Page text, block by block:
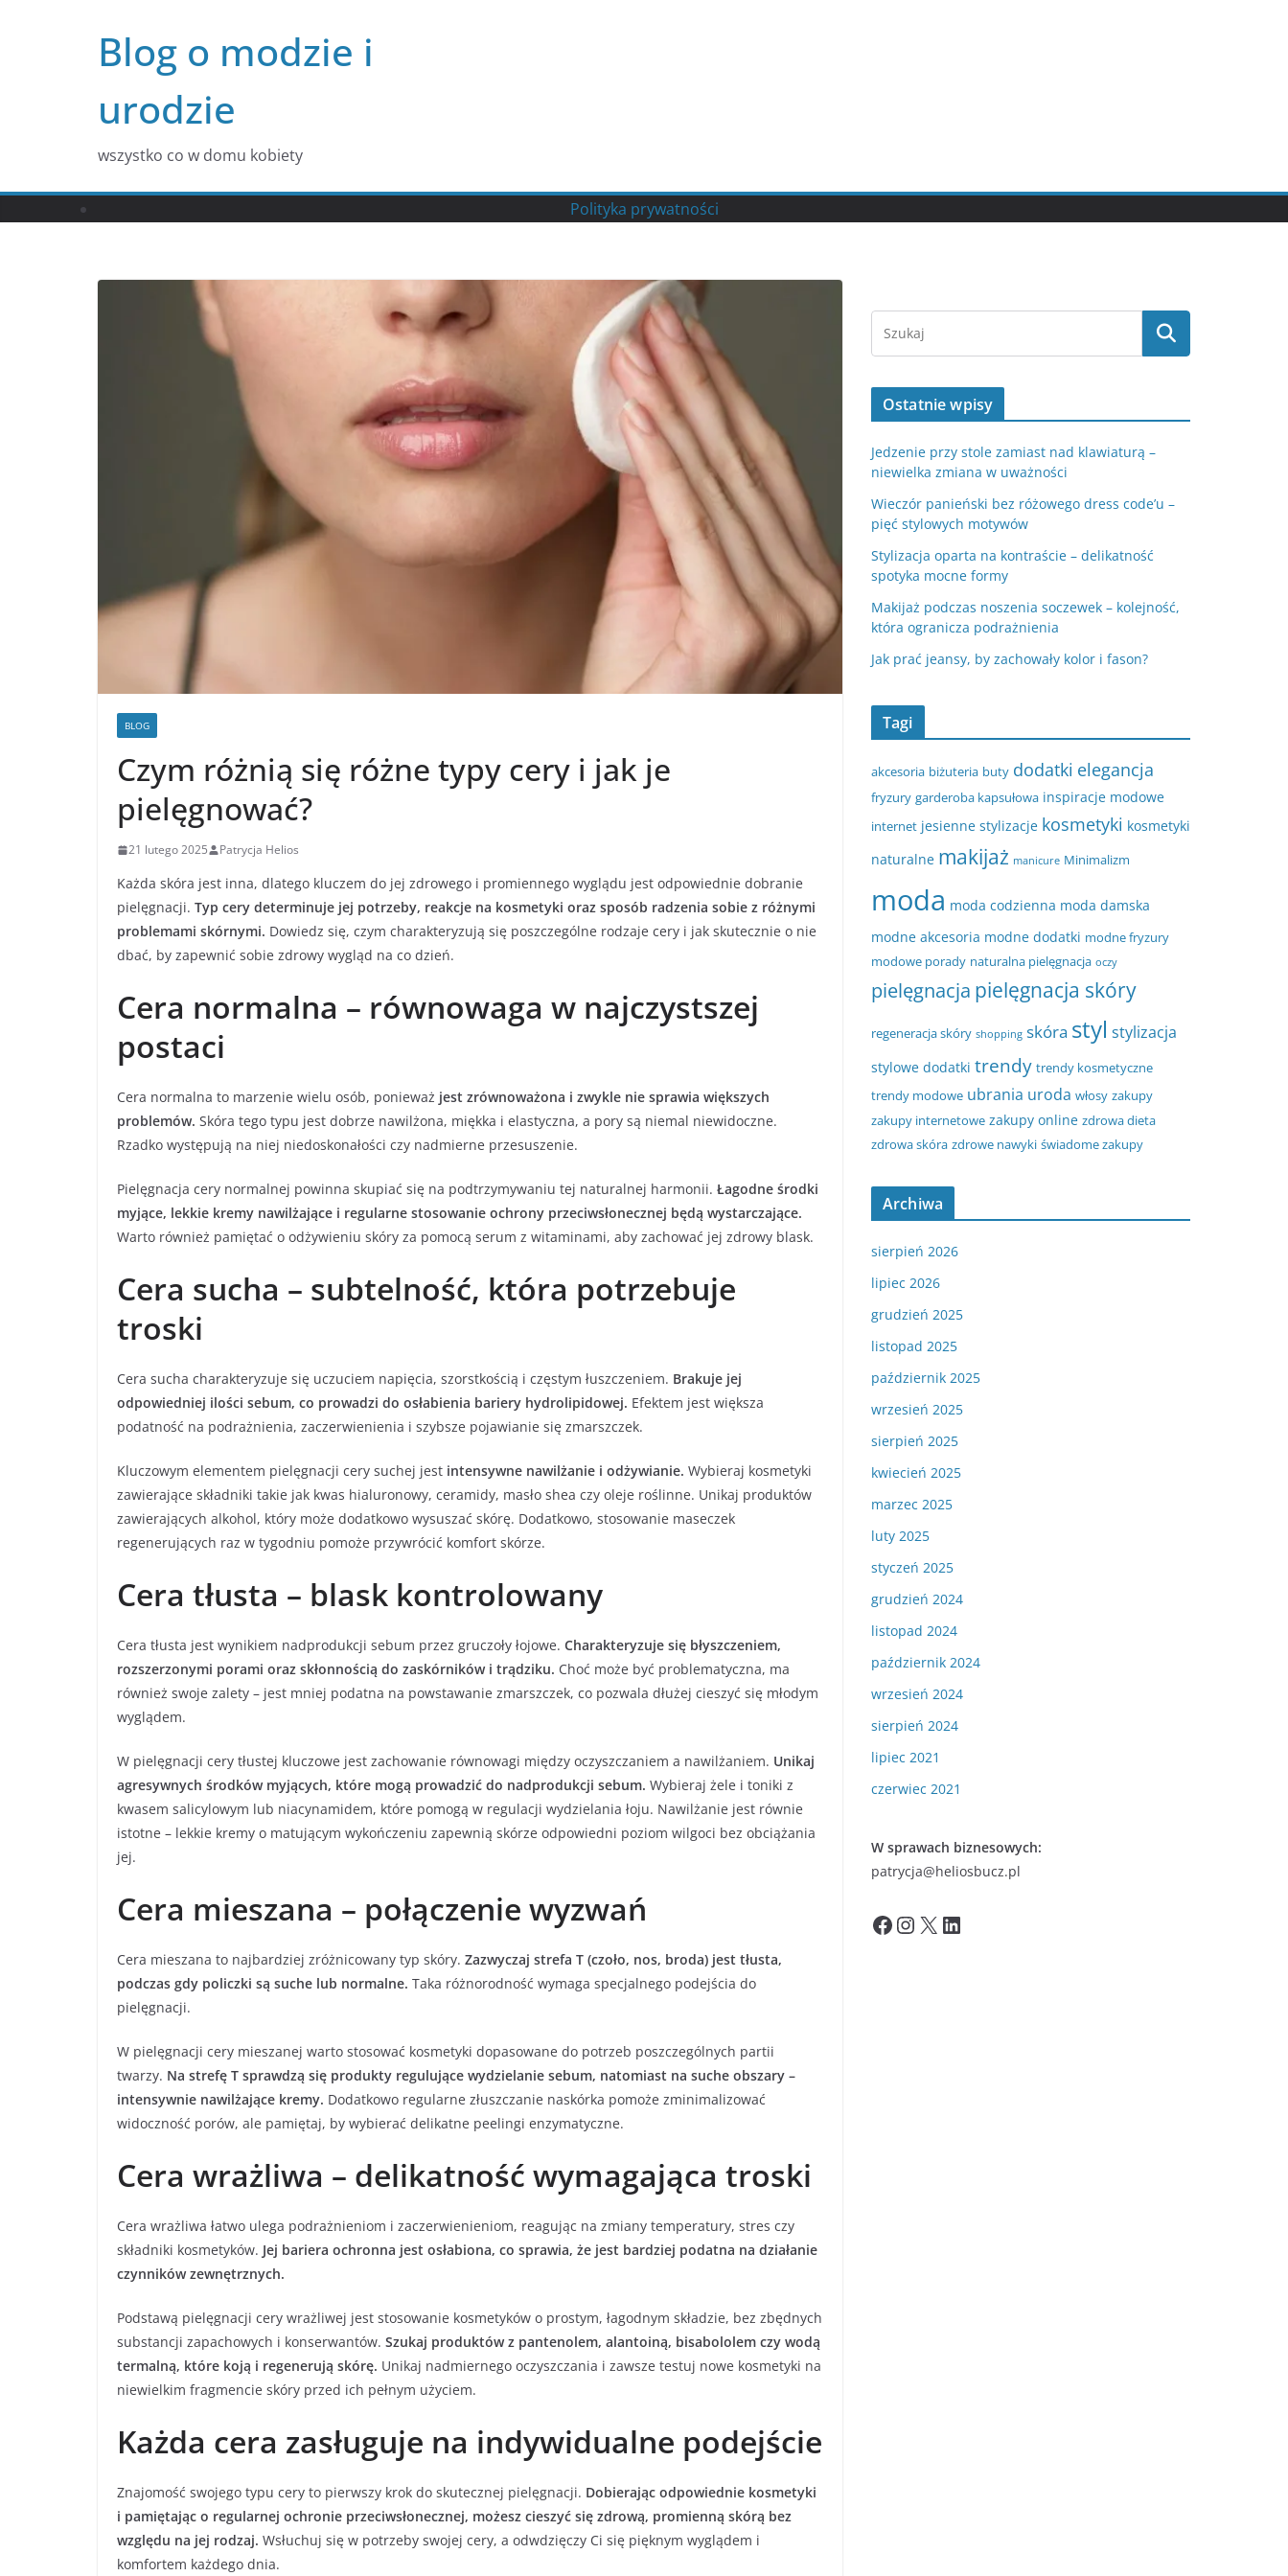
Blog o modzie i
urodzie
wszystko co w domu kobiety
Polityka prywatności
BLOG
Czym różnią się różne typy cery i jak je
pielęgnować?
21 lutego 2025 Patrycja Helios
Każda skóra jest inna, dlatego kluczem do jej zdrowego i promiennego wyglądu jest odpowiednie dobranie
pielęgnacji. Typ cery determinuje jej potrzeby, reakcje na kosmetyki oraz sposób radzenia sobie z różnymi
problemami skórnymi. Dowiedz się, czym charakteryzują się poszczególne rodzaje cery i jak skutecznie o nie
dbać, by zapewnić sobie zdrowy wygląd na co dzień.
Cera normalna – równowaga w najczystszej
postaci
Cera normalna to marzenie wielu osób, ponieważ jest zrównoważona i zwykle nie sprawia większych
problemów. Skóra tego typu jest dobrze nawilżona, miękka i elastyczna, a pory są niemal niewidoczne.
Rzadko występują na niej niedoskonałości czy nadmierne przesuszenie.
Pielęgnacja cery normalnej powinna skupiać się na podtrzymywaniu tej naturalnej harmonii. Łagodne środki
myjące, lekkie kremy nawilżające i regularne stosowanie ochrony przeciwsłonecznej będą wystarczające.
Warto również pamiętać o odżywieniu skóry za pomocą serum z witaminami, aby zachować jej zdrowy blask.
Cera sucha – subtelność, która potrzebuje
troski
Cera sucha charakteryzuje się uczuciem napięcia, szorstkością i częstym łuszczeniem. Brakuje jej
odpowiedniej ilości sebum, co prowadzi do osłabienia bariery hydrolipidowej. Efektem jest większa
podatność na podrażnienia, zaczerwienienia i szybsze pojawianie się zmarszczek.
Kluczowym elementem pielęgnacji cery suchej jest intensywne nawilżanie i odżywianie. Wybieraj kosmetyki
zawierające składniki takie jak kwas hialuronowy, ceramidy, masło shea czy oleje roślinne. Unikaj produktów
zawierających alkohol, który może dodatkowo wysuszać skórę. Dodatkowo, stosowanie maseczek
regenerujących raz w tygodniu pomoże przywrócić komfort skórze.
Cera tłusta – blask kontrolowany
Cera tłusta jest wynikiem nadprodukcji sebum przez gruczoły łojowe. Charakteryzuje się błyszczeniem,
rozszerzonymi porami oraz skłonnością do zaskórników i trądziku. Choć może być problematyczna, ma
również swoje zalety – jest mniej podatna na powstawanie zmarszczek, co pozwala dłużej cieszyć się młodym
wyglądem.
W pielęgnacji cery tłustej kluczowe jest zachowanie równowagi między oczyszczaniem a nawilżaniem. Unikaj
agresywnych środków myjących, które mogą prowadzić do nadprodukcji sebum. Wybieraj żele i toniki z
kwasem salicylowym lub niacynamidem, które pomogą w regulacji wydzielania łoju. Nawilżanie jest równie
istotne – lekkie kremy o matującym wykończeniu zapewnią skórze odpowiedni poziom wilgoci bez obciążania
jej.
Cera mieszana – połączenie wyzwań
Cera mieszana to najbardziej zróżnicowany typ skóry. Zazwyczaj strefa T (czoło, nos, broda) jest tłusta,
podczas gdy policzki są suche lub normalne. Taka różnorodność wymaga specjalnego podejścia do
pielęgnacji.
W pielęgnacji cery mieszanej warto stosować kosmetyki dopasowane do potrzeb poszczególnych partii
twarzy. Na strefę T sprawdzą się produkty regulujące wydzielanie sebum, natomiast na suche obszary –
intensywnie nawilżające kremy. Dodatkowo regularne złuszczanie naskórka pomoże zminimalizować
widoczność porów, ale pamiętaj, by wybierać delikatne peelingi enzymatyczne.
Cera wrażliwa – delikatność wymagająca troski
Cera wrażliwa łatwo ulega podrażnieniom i zaczerwienieniom, reagując na zmiany temperatury, stres czy
składniki kosmetyków. Jej bariera ochronna jest osłabiona, co sprawia, że jest bardziej podatna na działanie
czynników zewnętrznych.
Podstawą pielęgnacji cery wrażliwej jest stosowanie kosmetyków o prostym, łagodnym składzie, bez zbędnych
substancji zapachowych i konserwantów. Szukaj produktów z pantenolem, alantoiną, bisabololem czy wodą
termalną, które koją i regenerują skórę. Unikaj nadmiernego oczyszczania i zawsze testuj nowe kosmetyki na
niewielkim fragmencie skóry przed ich pełnym użyciem.
Każda cera zasługuje na indywidualne podejście
Znajomość swojego typu cery to pierwszy krok do skutecznej pielęgnacji. Dobierając odpowiednie kosmetyki
i pamiętając o regularnej ochronie przeciwsłonecznej, możesz cieszyć się zdrową, promienną skórą bez
względu na jej rodzaj. Wsłuchuj się w potrzeby swojej cery, a odwdzięczy Ci się pięknym wyglądem i
komfortem każdego dnia.
Ostatnie wpisy
Jedzenie przy stole zamiast nad klawiaturą –
niewielka zmiana w uważności
Wieczór panieński bez różowego dress code’u –
pięć stylowych motywów
Stylizacja oparta na kontraście – delikatność
spotyka mocne formy
Makijaż podczas noszenia soczewek – kolejność,
która ogranicza podrażnienia
Jak prać jeansy, by zachowały kolor i fason?
Tagi
akcesoria biżuteria buty dodatki elegancja
fryzury garderoba kapsułowa inspiracje modowe
internet jesienne stylizacje kosmetyki kosmetyki
naturalne makijaż manicure Minimalizm
moda moda codzienna moda damska
modne akcesoria modne dodatki modne fryzury
modowe porady naturalna pielęgnacja oczy
pielęgnacja pielęgnacja skóry
regeneracja skóry shopping skóra styl stylizacja
stylowe dodatki trendy trendy kosmetyczne
trendy modowe ubrania uroda włosy zakupy
zakupy internetowe zakupy online zdrowa dieta
zdrowa skóra zdrowe nawyki świadome zakupy
Archiwa
sierpień 2026
lipiec 2026
grudzień 2025
listopad 2025
październik 2025
wrzesień 2025
sierpień 2025
kwiecień 2025
marzec 2025
luty 2025
styczeń 2025
grudzień 2024
listopad 2024
październik 2024
wrzesień 2024
sierpień 2024
lipiec 2021
czerwiec 2021
W sprawach biznesowych:
patrycja@heliosbucz.pl
Facebook InstagramX LinkedIn